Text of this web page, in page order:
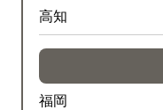
高知
福岡